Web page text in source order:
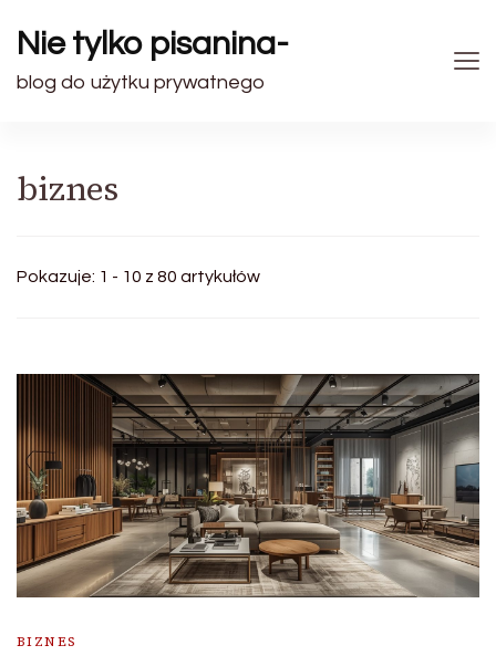
Nie tylko pisanina-
blog do użytku prywatnego
biznes
Pokazuje: 1 - 10 z 80 artykułów
BIZNES